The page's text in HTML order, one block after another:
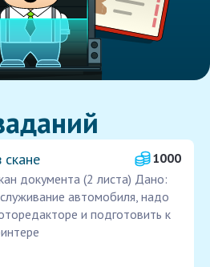
1000
документа (2 листа) Дано:
автомобиля, надо
и подготовить к